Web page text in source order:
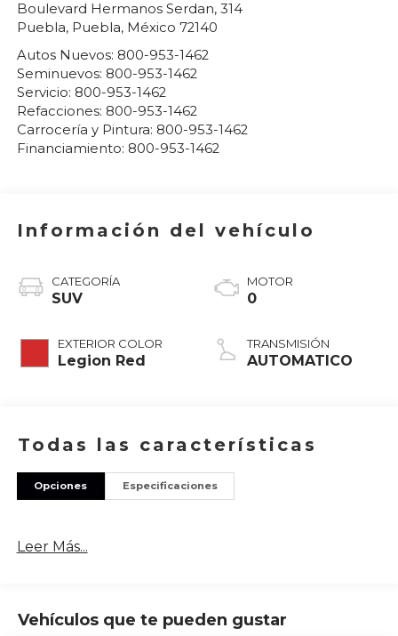
Boulevard Hermanos Serdan, 314
Puebla, Puebla, México 72140
Autos Nuevos: 800-953-1462
Seminuevos: 800-953-1462
Servicio: 800-953-1462
Refacciones: 800-953-1462
Carrocería y Pintura: 800-953-1462
Financiamiento: 800-953-1462
Información del vehículo
CATEGORÍA
SUV
EXTERIOR COLOR
Legion Red
MOTOR
0
TRANSMISIÓN
AUTOMATICO
Todas las características
Opciones Especificaciones
Leer Más...
Vehículos que te pueden gustar